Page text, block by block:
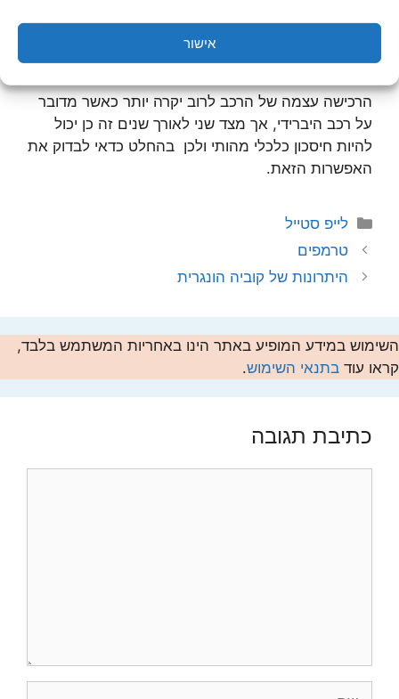
אישור
הרכישה עצמה של הרכב לרוב יקרה יותר כאשר מדובר
על רכב היברידי, אך מצד שני לאורך שנים זה כן יכול
להיות חיסכון כלכלי מהותי ולכן בהחלט כדאי לבדוק את
האפשרות הזאת.
קטגוריות
לייפ סטייל
טרמפים
היתרונות של קוביה הונגרית
השימוש במידע המופיע באתר הינו באחריות המשתמש בלבד,
קראו עוד בתנאי השימוש.
כתיבת תגובה